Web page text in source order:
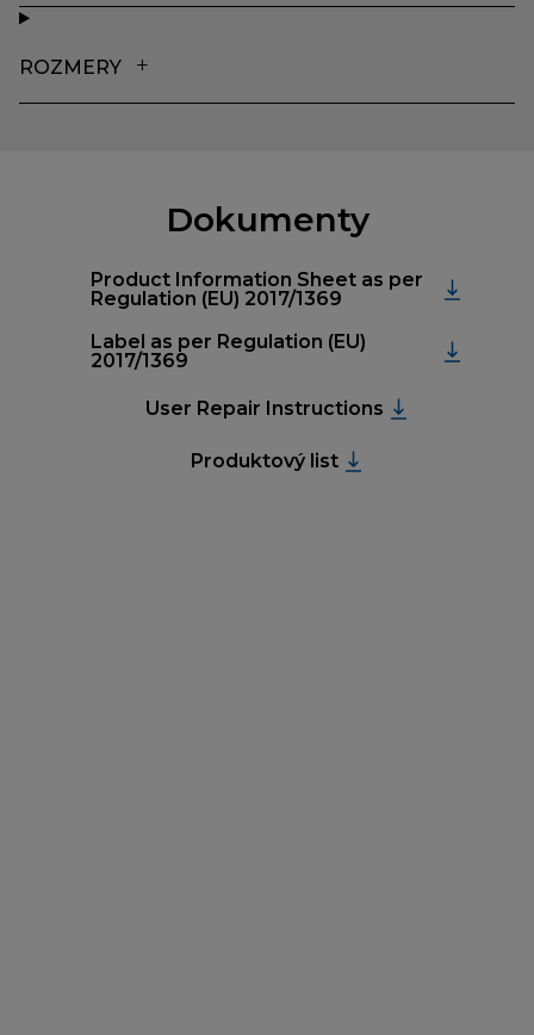
ROZMERY
Dokumenty
Product Information Sheet as per
Regulation (EU) 2017/1369
Label as per Regulation (EU)
2017/1369
User Repair Instructions
Produktový list